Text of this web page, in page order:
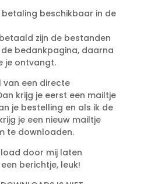
beschikbaar in de
zijn de bestanden
bedankpagina, daarna
je ontvangt.
van een directe
krijg je eerst een mailtje
je bestelling en als ik de
je een nieuw mailtje
te downloaden.
door mij laten
berichtje, leuk!